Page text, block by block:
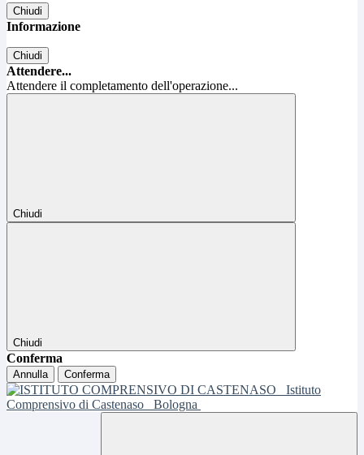
Chiudi
Informazione
Chiudi
Attendere...
Attendere il completamento dell'operazione...
Chiudi
Chiudi
Conferma
Annulla Conferma
Istituto
Comprensivo di Castenaso
Bologna